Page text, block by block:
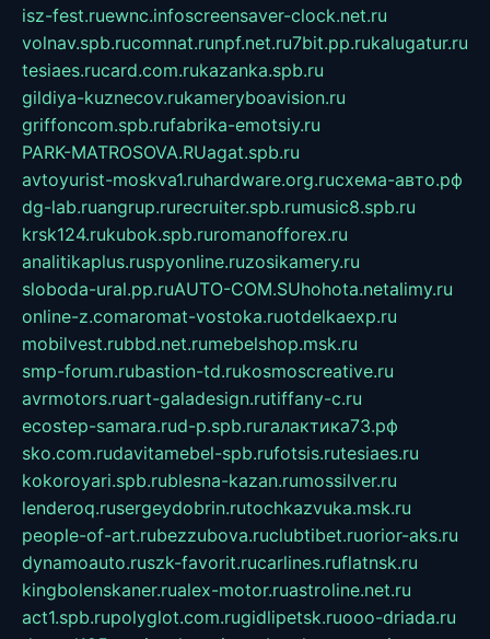
isz-fest.ruewnc.infoscreensaver-clock.net.ru
volnav.spb.rucomnat.runpf.net.ru7bit.pp.rukalugatur.ru
tesiaes.rucard.com.rukazanka.spb.ru
gildiya-kuznecov.rukameryboavision.ru
griffoncom.spb.rufabrika-emotsiy.ru
PARK-MATROSOVA.RUagat.spb.ru
avtoyurist-moskva1.ruhardware.org.ruсхема-авто.рф
dg-lab.ruangrup.rurecruiter.spb.rumusic8.spb.ru
krsk124.rukubok.spb.ruromanofforex.ru
analitikaplus.ruspyonline.ruzosikamery.ru
sloboda-ural.pp.ruAUTO-COM.SUhohota.netalimy.ru
online-z.comaromat-vostoka.ruotdelkaexp.ru
mobilvest.rubbd.net.rumebelshop.msk.ru
smp-forum.rubastion-td.rukosmoscreative.ru
avrmotors.ruart-galadesign.rutiffany-c.ru
ecostep-samara.rud-p.spb.ruгалактика73.рф
sko.com.rudavitamebel-spb.rufotsis.rutesiaes.ru
kokoroyari.spb.rublesna-kazan.rumossilver.ru
lenderoq.rusergeydobrin.rutochkazvuka.msk.ru
people-of-art.rubezzubova.ruclubtibet.ruorior-aks.ru
dynamoauto.ruszk-favorit.rucarlines.ruflatnsk.ru
kingbolenskaner.rualex-motor.ruastroline.net.ru
act1.spb.rupolyglot.com.rugidlipetsk.ruooo-driada.ru